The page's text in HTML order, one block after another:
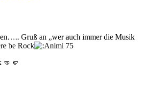
Gruß an „wer auch immer die Musik
be Rock
🤜🤛